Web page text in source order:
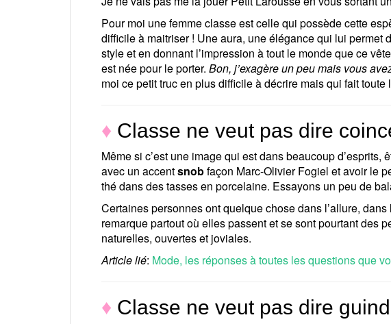
Pour moi une femme classe est celle qui possède cette
difficile à maitriser ! Une aura, une élégance qui lui permet
style et en donnant l’impression à tout le monde que ce
est née pour le porter. Bon, j’exagère un peu mais vous
moi ce petit truc en plus difficile à décrire mais qui fait toute
♦ Classe ne veut pas dire
Même si c’est une image qui est dans beaucoup d’esprits,
avec un accentsnobfaçon Marc-Olivier Fogiel et avoir le
thé dans des tasses en porcelaine. Essayons un peu de
Certaines personnes ont quelque chose dans l’allure,
remarque partout où elles passent et se sont pourtant des
naturelles, ouvertes et joviales.
Article lié: Mode, les réponses à toutes les questions que
♦ Classe ne veut pas dire